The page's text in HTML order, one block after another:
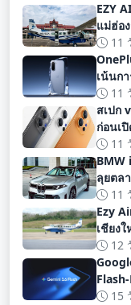
EZY
แม่ฮ่อ
11
เน้นก
ทางกา
11
สเปก
ก่อนเ
11
BMW
ลุยตล
11
Ezy
เชียง
12
สำหรั
15